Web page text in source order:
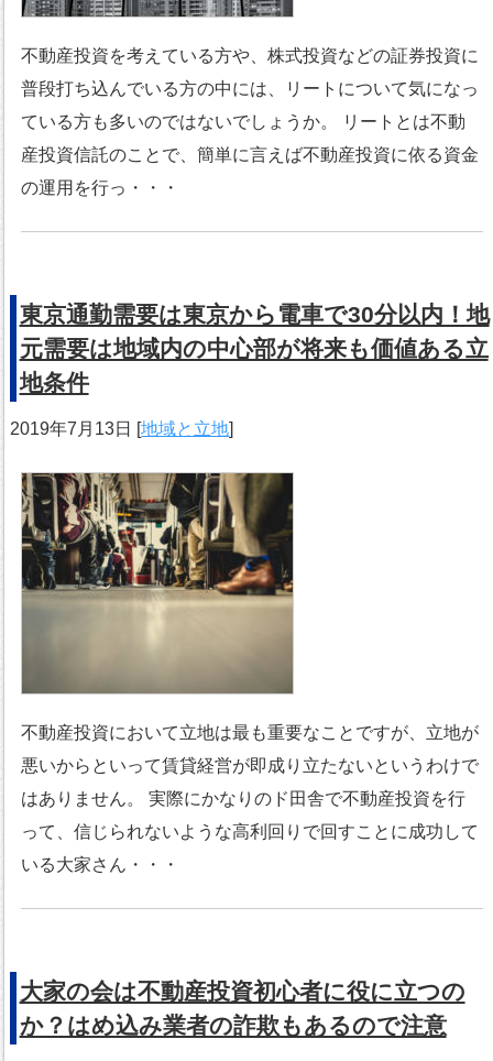
不動産投資を考えている方や、株式投資などの証券投資に
普段打ち込んでいる方の中には、リートについて気になっ
ている方も多いのではないでしょうか。 リートとは不動
産投資信託のことで、簡単に言えば不動産投資に依る資金
の運用を行っ・・・
東京通勤需要は東京から電車で30分以内！地
元需要は地域内の中心部が将来も価値ある立
地条件
2019年7月13日 [地域と立地]
不動産投資において立地は最も重要なことですが、立地が
悪いからといって賃貸経営が即成り立たないというわけで
はありません。 実際にかなりのド田舎で不動産投資を行
って、信じられないような高利回りで回すことに成功して
いる大家さん・・・
大家の会は不動産投資初心者に役に立つの
か？はめ込み業者の詐欺もあるので注意